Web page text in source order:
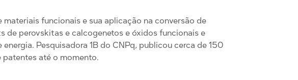
funcionais e sua aplicação na conversão de
de perovskitas e calcogenetos e óxidos funcionais e
Pesquisadora 1B do CNPq, publicou cerca de 150
até o momento.